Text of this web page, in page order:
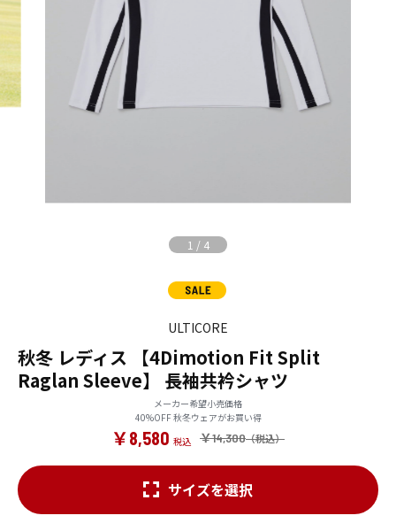
1 / 4
ULTICORE
秋冬 レディス 【4Dimotion Fit Split
Raglan Sleeve】 長袖共衿シャツ
メーカー希望小売価格
40%OFF 秋冬ウェアがお買い得
￥14,300
￥8,580
サイズを選択